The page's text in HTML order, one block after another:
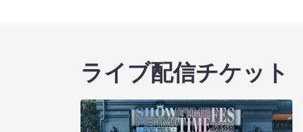
ライブ配信チケット